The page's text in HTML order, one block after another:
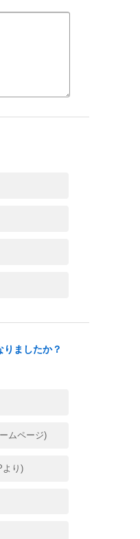
ましたか？
ムページ)
より)